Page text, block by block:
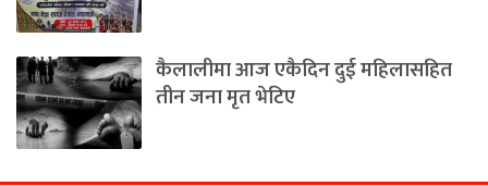
कैलालीमा आज एकैदिन दुई महिलासहित
तीन जना मृत भेटिए